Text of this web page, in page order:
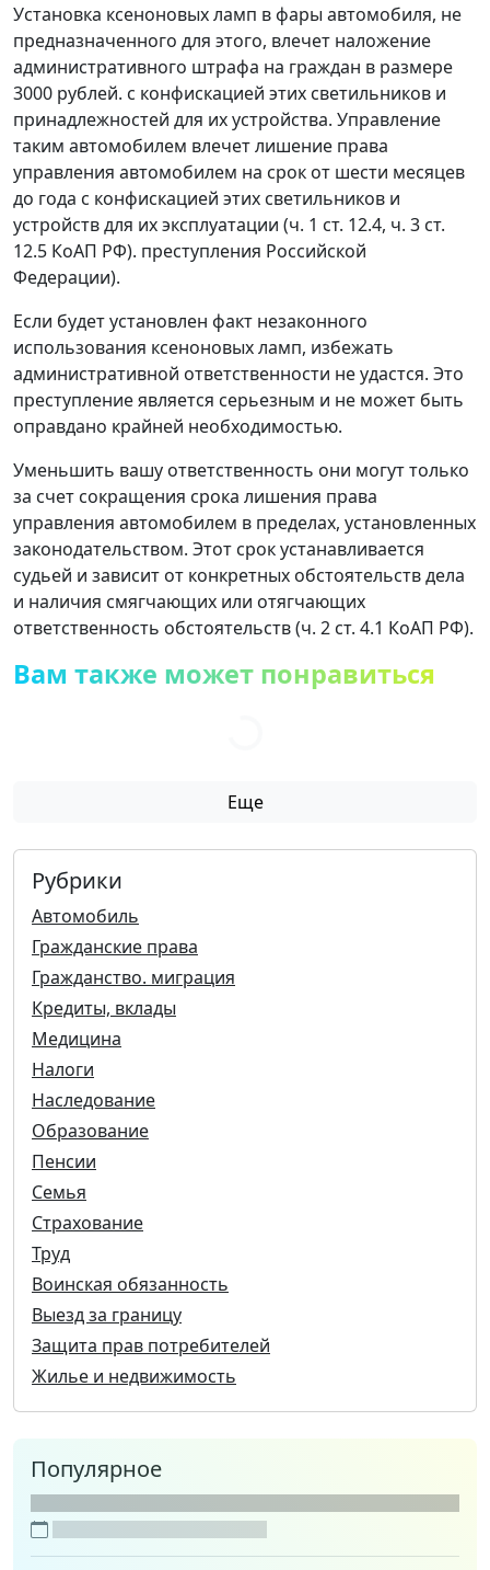
Установка ксеноновых ламп в фары автомобиля, не
предназначенного для этого, влечет наложение
административного штрафа на граждан в размере
3000 рублей. с конфискацией этих светильников и
принадлежностей для их устройства. Управление
таким автомобилем влечет лишение права
управления автомобилем на срок от шести месяцев
до года с конфискацией этих светильников и
устройств для их эксплуатации (ч. 1 ст. 12.4, ч. 3 ст.
12.5 КоАП РФ). преступления Российской
Федерации).
Если будет установлен факт незаконного
использования ксеноновых ламп, избежать
административной ответственности не удастся. Это
преступление является серьезным и не может быть
оправдано крайней необходимостью.
Уменьшить вашу ответственность они могут только
за счет сокращения срока лишения права
управления автомобилем в пределах, установленных
законодательством. Этот срок устанавливается
судьей и зависит от конкретных обстоятельств дела
и наличия смягчающих или отягчающих
ответственность обстоятельств (ч. 2 ст. 4.1 КоАП РФ).
Вам также может понравиться
Еще
Рубрики
Автомобиль
Гражданские права
Гражданство. миграция
Кредиты, вклады
Медицина
Налоги
Наследование
Образование
Пенсии
Семья
Страхование
Труд
Воинская обязанность
Выезд за границу
Защита прав потребителей
Жилье и недвижимость
Популярное